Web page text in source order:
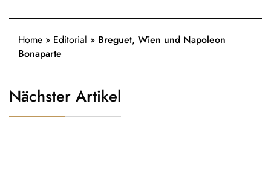
Home » Editorial » Breguet, Wien und Napoleon
Bonaparte
Nächster Artikel